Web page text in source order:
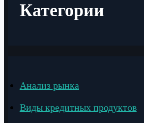
Категории
Анализ рынка
Виды кредитных продуктов